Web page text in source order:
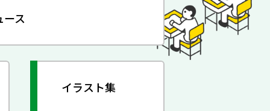
ース
イラスト集